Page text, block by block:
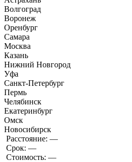
Волгоград
Воронеж
Оренбург
Самара
Москва
Казань
Нижний Новгород
Уфа
Санкт-Петербург
Пермь
Челябинск
Екатеринбург
Омск
Новосибирск
Расстояние: —
Срок: —
Стоимость: —